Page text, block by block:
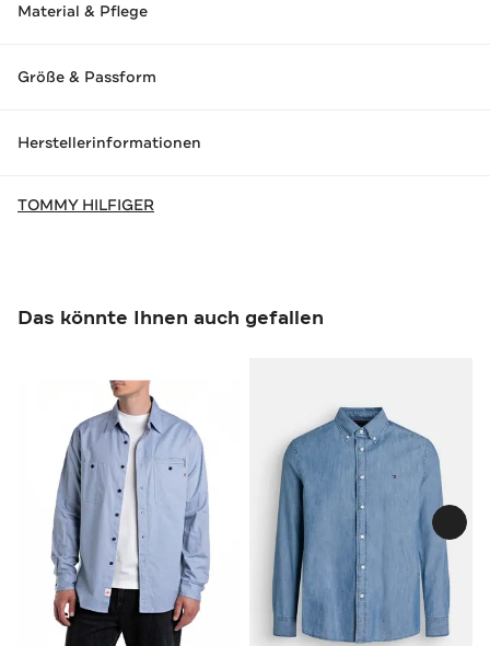
Material & Pflege
Größe & Passform
Herstellerinformationen
TOMMY HILFIGER
Das könnte Ihnen auch gefallen